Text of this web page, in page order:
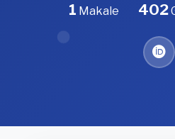
1 Makale 402